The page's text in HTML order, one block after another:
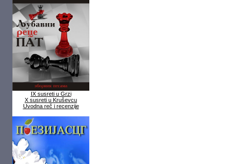
IX susreti u Grzi
X susreti u Kruševcu
Uvodna reč i recenzije